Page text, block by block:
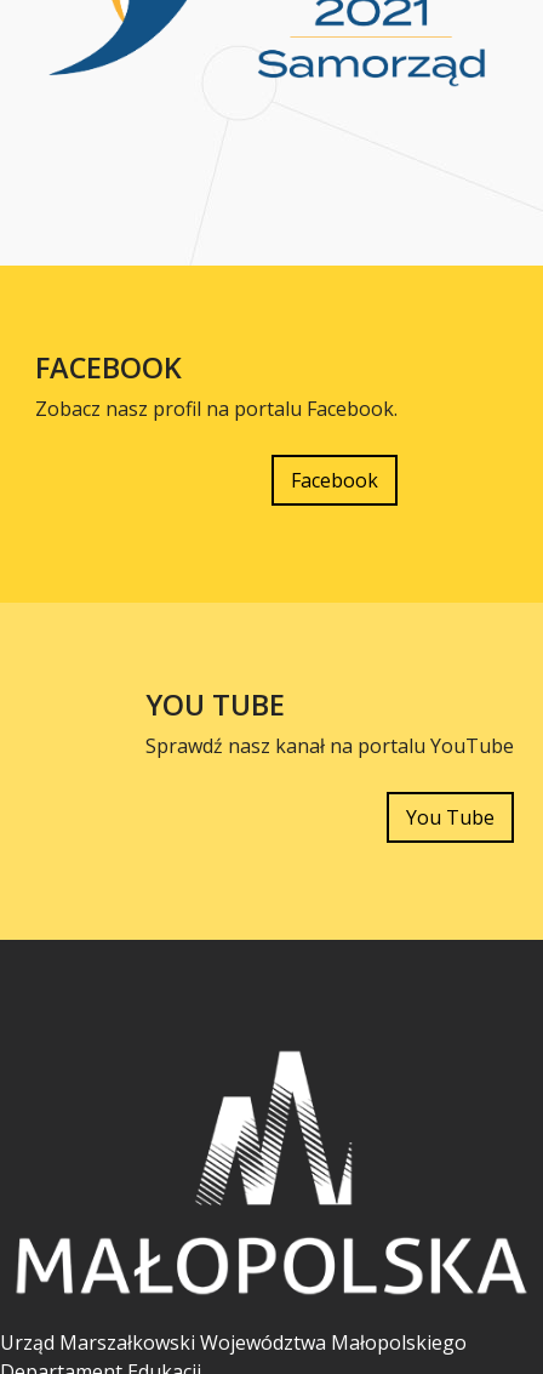
FACEBOOK
Zobacz nasz profil na portalu Facebook.
Facebook
YOU TUBE
Sprawdź nasz kanał na portalu YouTube
You Tube
Urząd Marszałkowski Województwa Małopolskiego